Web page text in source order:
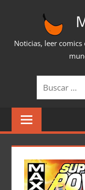
Noticias, leer
Buscar: